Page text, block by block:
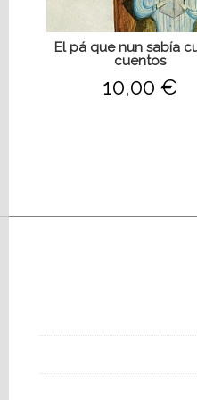
El pá que nun sabía
cuentos
10,00 €